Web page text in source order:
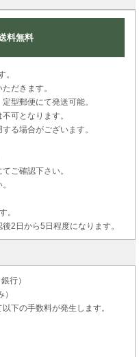
料無料
。
だきます。
型郵便にて発送可能。
可となります。
る場合がございます。
ご確認下さい。
。
2日から5日程度になります。
行）
下の手数料が発生します。